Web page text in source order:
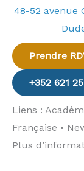
48-52 avenue
Prendre
+352 621
Liens :
Française •
Plus